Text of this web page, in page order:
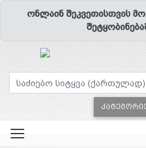
ონლაინ შეკვეთისთვის